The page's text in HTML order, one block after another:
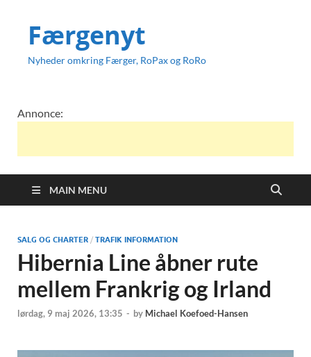
Færgenyt
Nyheder omkring Færger, RoPax og RoRo
Annonce:
MAIN MENU
SALG OG CHARTER / TRAFIK INFORMATION
Hibernia Line åbner rute
mellem Frankrig og Irland
lørdag, 9 maj 2026, 13:35 - by Michael Koefoed-Hansen